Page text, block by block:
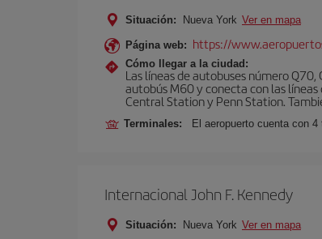
Situación: Nueva York Ver en mapa
Página web: https://
Cómo llegar a la ciudad:
Las líneas de autobuses número
autobús M60 y conecta con las
Central Station y Penn Station.
Terminales: El aeropuerto cuenta con
Internacional John F. Kennedy
Situación: Nueva York Ver en mapa